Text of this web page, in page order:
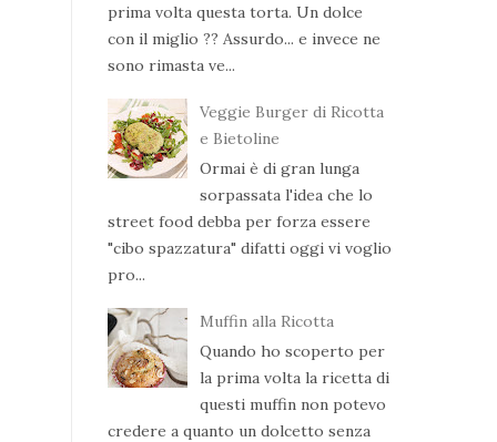
prima volta questa torta. Un dolce
con il miglio ?? Assurdo... e invece ne
sono rimasta ve...
Veggie Burger di Ricotta
e Bietoline
Ormai è di gran lunga
sorpassata l'idea che lo
street food debba per forza essere
"cibo spazzatura" difatti oggi vi voglio
pro...
Muffin alla Ricotta
Quando ho scoperto per
la prima volta la ricetta di
questi muffin non potevo
credere a quanto un dolcetto senza